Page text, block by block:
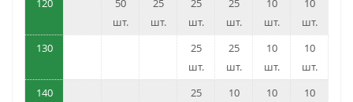
шт.
шт.
шт.
шт.
шт.
шт.
130
25
шт.
25
шт.
10
шт.
10
шт.
140
25
10
10
10